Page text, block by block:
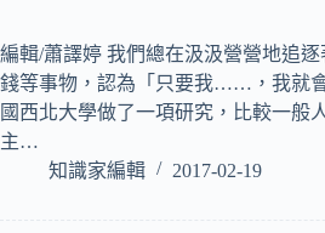
編輯/蕭譯婷 我們總在汲汲營營地追
錢等事物，認為「只要我……，我就
國西北大學做了一項研究，比較一般
主…
知識家編輯
2017-02-19